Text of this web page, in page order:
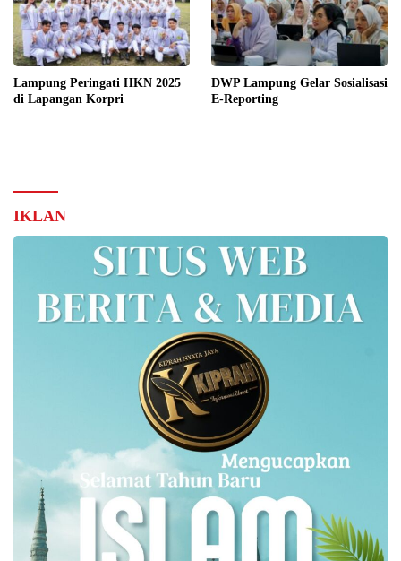
Lampung Peringati HKN 2025
di Lapangan Korpri
DWP Lampung Gelar Sosialisasi
E-Reporting
IKLAN